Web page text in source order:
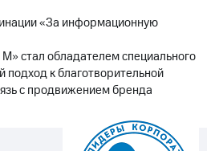
«За информационную
стал обладателем специального
подход к благотворительной
с продвижением бренда